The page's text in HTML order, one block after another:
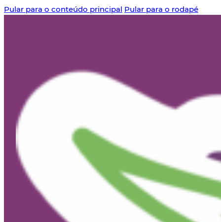
Pular para o conteúdo principal Pular para o rodapé